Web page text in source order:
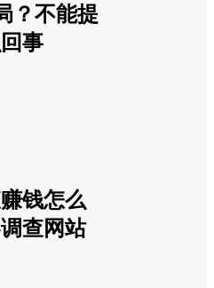
？不能提
事
钱怎么
查网站